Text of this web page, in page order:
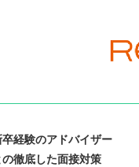
卒経験のアドバイザー
の徹底した面接対策